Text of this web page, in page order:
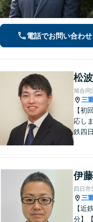
電話でお問い合わせ
松
旭合同
三
【初
応し
鉄四
刑事
得す
通事
尽力
伊
四日市
三
【近
分】